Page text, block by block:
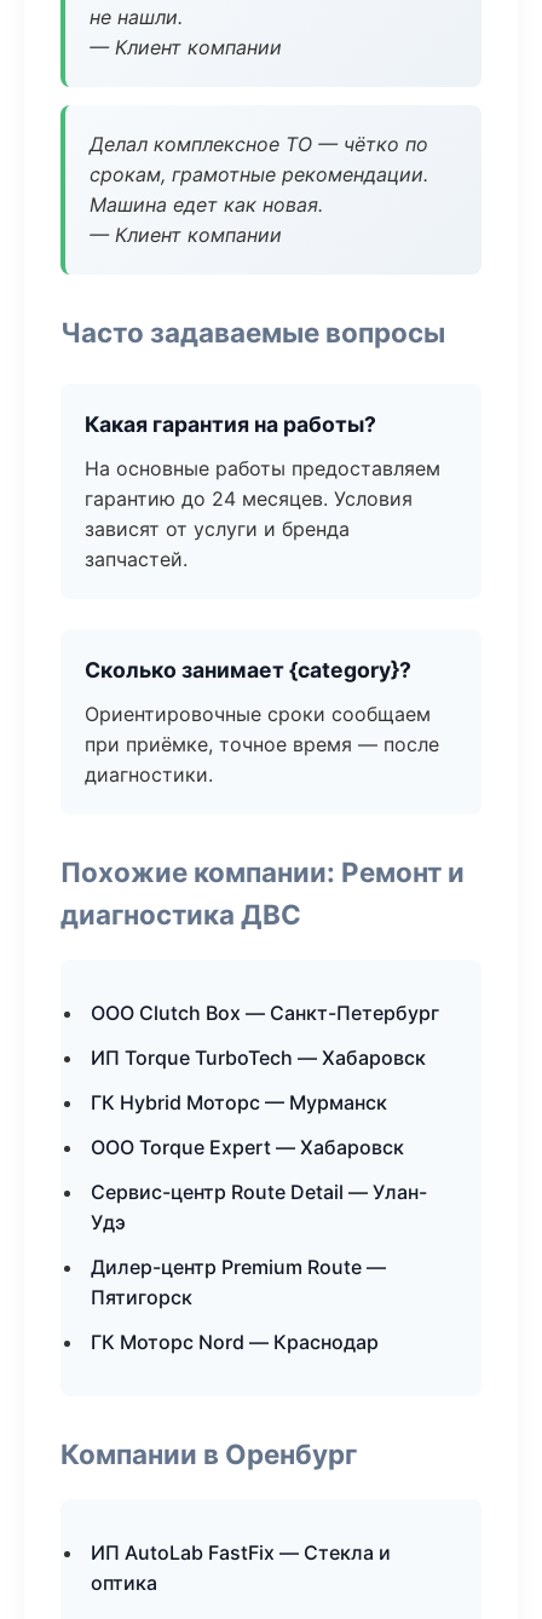
не нашли.
— Клиент компании
Делал комплексное ТО — чётко по
срокам, грамотные рекомендации.
Машина едет как новая.
— Клиент компании
Часто задаваемые вопросы
Какая гарантия на работы?
На основные работы предоставляем
гарантию до 24 месяцев. Условия
зависят от услуги и бренда
запчастей.
Сколько занимает {category}?
Ориентировочные сроки сообщаем
при приёмке, точное время — после
диагностики.
Похожие компании: Ремонт и
диагностика ДВС
ООО Clutch Box — Санкт-Петербург
ИП Torque TurboTech — Хабаровск
ГК Hybrid Моторс — Мурманск
ООО Torque Expert — Хабаровск
Сервис-центр Route Detail — Улан-
Удэ
Дилер-центр Premium Route —
Пятигорск
ГК Моторс Nord — Краснодар
Компании в Оренбург
ИП AutoLab FastFix — Стекла и
оптика